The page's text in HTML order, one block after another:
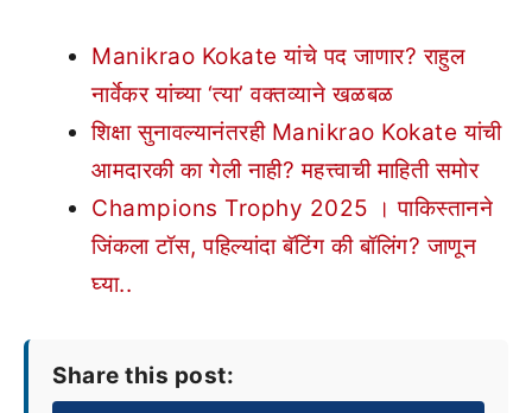
Manikrao Kokate यांचे पद जाणार? राहुल
नार्वेकर यांच्या ‘त्या’ वक्तव्याने खळबळ
शिक्षा सुनावल्यानंतरही Manikrao Kokate यांची
आमदारकी का गेली नाही? महत्त्वाची माहिती समोर
Champions Trophy 2025 । पाकिस्तानने
जिंकला टॉस, पहिल्यांदा बॅटिंग की बॉलिंग? जाणून
घ्या..
Share this post: